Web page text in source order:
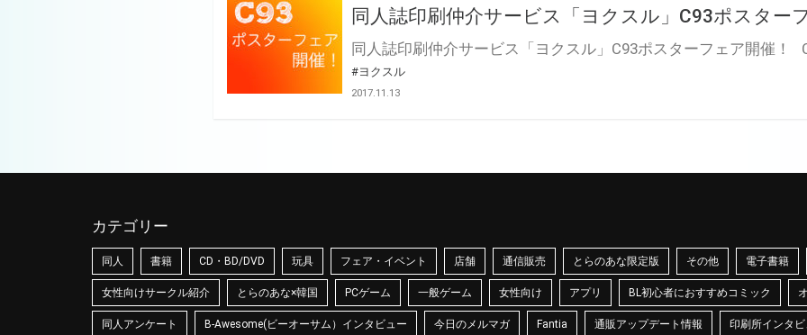
同人誌印刷仲介サービス「ヨクスル」C93ポスター
#ヨクスル
2017.11.13
カテゴリー
同人 書籍 CD・BD/DVD 玩具 フェア・イベント 店舗 通信販売 とらのあな限定版 その他 電子書籍
女性向けサークル紹介 とらのあな×韓国 PCゲーム 一般ゲーム 女性向け アプリ BL初心者におすすめコミック
同人アンケート B-Awesome(ビーオーサム）インタビュー 今日のメルマガ Fantia 通販アップデート情報 印刷所インタ